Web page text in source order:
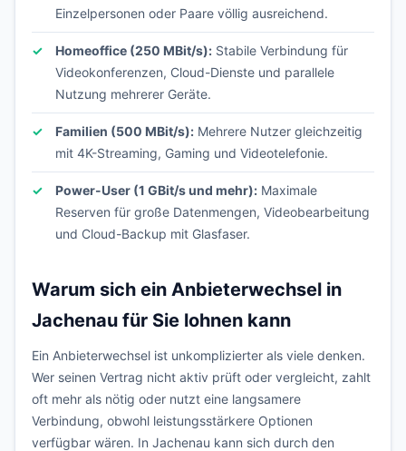
Einzelpersonen oder Paare völlig ausreichend.
Homeoffice (250 MBit/s): Stabile Verbindung für
Videokonferenzen, Cloud-Dienste und parallele
Nutzung mehrerer Geräte.
Familien (500 MBit/s): Mehrere Nutzer gleichzeitig
mit 4K-Streaming, Gaming und Videotelefonie.
Power-User (1 GBit/s und mehr): Maximale
Reserven für große Datenmengen, Videobearbeitung
und Cloud-Backup mit Glasfaser.
Warum sich ein Anbieterwechsel in
Jachenau für Sie lohnen kann
Ein Anbieterwechsel ist unkomplizierter als viele denken.
Wer seinen Vertrag nicht aktiv prüft oder vergleicht, zahlt
oft mehr als nötig oder nutzt eine langsamere
Verbindung, obwohl leistungsstärkere Optionen
verfügbar wären. In Jachenau kann sich durch den